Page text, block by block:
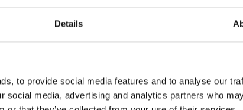
Details
to provide social media features and to analyse our
social media, advertising and analytics partners who
Gönder